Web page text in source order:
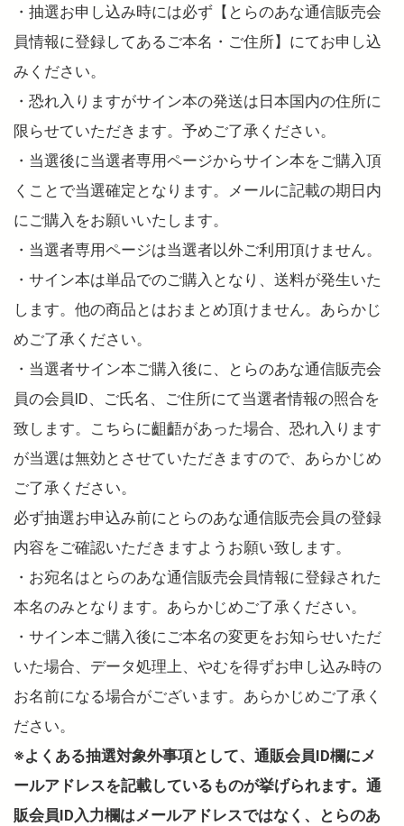
・抽選お申し込み時には必ず【とらのあな通信販売会
員情報に登録してあるご本名・ご住所】にてお申し込
みください。
・恐れ入りますがサイン本の発送は日本国内の住所に
限らせていただきます。予めご了承ください。
・当選後に当選者専用ページからサイン本をご購入頂
くことで当選確定となります。メールに記載の期日内
にご購入をお願いいたします。
・当選者専用ページは当選者以外ご利用頂けません。
・サイン本は単品でのご購入となり、送料が発生いた
します。他の商品とはおまとめ頂けません。あらかじ
めご了承ください。
・当選者サイン本ご購入後に、とらのあな通信販売会
員の会員ID、ご氏名、ご住所にて当選者情報の照合を
致します。こちらに齟齬があった場合、恐れ入ります
が当選は無効とさせていただきますので、あらかじめ
ご了承ください。
必ず抽選お申込み前にとらのあな通信販売会員の登録
内容をご確認いただきますようお願い致します。
・お宛名はとらのあな通信販売会員情報に登録された
本名のみとなります。あらかじめご了承ください。
・サイン本ご購入後にご本名の変更をお知らせいただ
いた場合、データ処理上、やむを得ずお申し込み時の
お名前になる場合がございます。あらかじめご了承く
ださい。
※よくある抽選対象外事項として、通販会員ID欄にメ
ールアドレスを記載しているものが挙げられます。通
販会員ID入力欄はメールアドレスではなく、とらのあ